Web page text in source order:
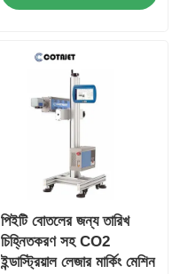
পিইটি বোতলের জন্য তারিখ
চিহ্নিতকরণ সহ CO2
ইন্ডাস্ট্রিয়াল লেজার মার্কিং মেশিন